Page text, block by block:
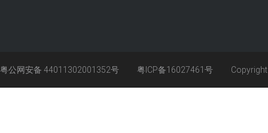
粤公网安备 44011302001352号 粤ICP备16027461号